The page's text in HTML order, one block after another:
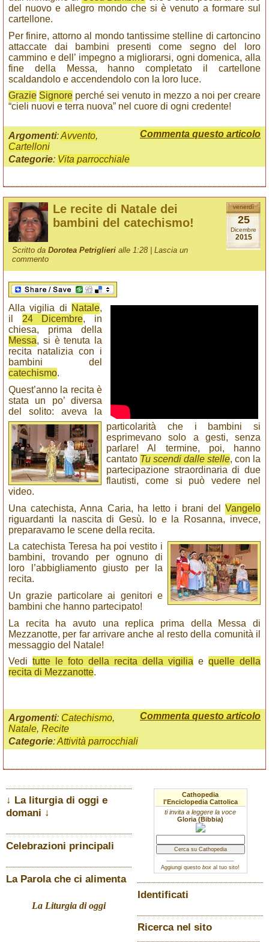
del nuovo e allegro mondo che si è venuto a formare sul
cartellone.
Per finire, attorno al mondo tantissime stelline di cartoncino
attaccate dai bambini presenti come segno del loro
cammino e dell’ impegno a migliorarsi, ogni domenica, alla
fine della Messa, hanno completato il cartellone
scaldandolo e accendendolo con la loro luce.
Grazie Signore perché sei venuto in mezzo a noi per creare
“cieli nuovi e terra nuova” nel cuore di ogni credente!
Commenta questo articolo
Argomenti:Avvento,
Cartelloni
Categorie: Vita parrocchiale
venerdì
25
Dicembre
2015
Le recite di Natale dei
bambini del catechismo!
Scritto daDorotea Petriglieri alle 1:28 |Lascia un
commento
Alla vigilia di Natale,
il 24 Dicembre, in
chiesa, prima della
Messa, si è tenuta la
recita natalizia con i
bambini del
catechismo.
Quest’anno la recita è
stata un po’ diversa
del solito: aveva la
particolarità che i bambini si
esprimevano solo a gesti, senza
parlare! Al termine, poi, hanno
cantato Tu scendi dalle stelle, con la
partecipazione straordinaria di due
flautisti, come si può vedere nel
video.
Una catechista, Anna Caria, ha letto i brani del Vangelo
riguardanti la nascita di Gesù. Io e la Rosanna, invece,
preparavamo le scene della recita.
La catechista Teresa ha poi vestito i
bambini, trovando per ognuno di
loro l’abbigliamento giusto per la
recita.
Un grazie particolare ai genitori e
bambini che hanno partecipato!
La recita ha avuto una replica prima della Messa di
Mezzanotte, per far arrivare anche al resto della comunità il
messaggio del Natale!
Vedi tutte le foto della recita della vigilia e quelle della
recita di Mezzanotte.
Commenta questo articolo
Argomenti: Catechismo,
Natale, Recite
Categorie:Attività parrocchiali
↓ La liturgia di oggi e
domani ↓
Celebrazioni principali
La Parola che ci alimenta
La Liturgia di oggi
Cathopedia
l'Enciclopedia Cattolica
ti invita a leggere la voce
Gloria (Bibbia)
Aggiungi questo box al tuo sito!
Identificati
Ricerca nel sito